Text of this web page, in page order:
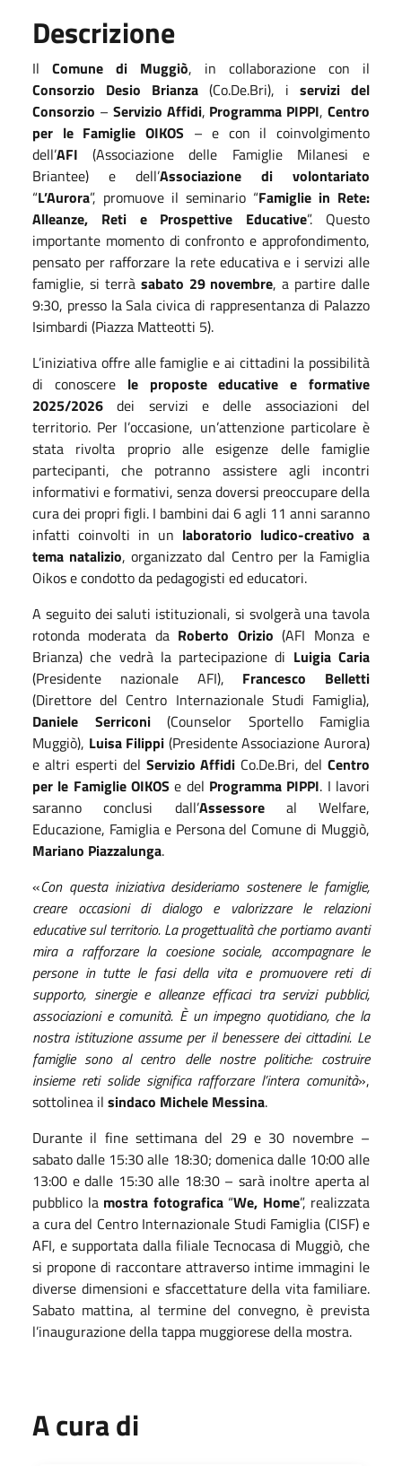
Descrizione
Il Comune di Muggiò, in collaborazione con il
Consorzio Desio Brianza (Co.De.Bri), i servizi del
Consorzio – Servizio Affidi, Programma PIPPI,Centro
per le Famiglie OIKOS – e con il coinvolgimento
dell’AFI (Associazione delle Famiglie Milanesi e
Briantee) e dell’Associazione di volontariato
“L’Aurora”, promuove il seminario “Famiglie in Rete:
Alleanze, Reti e Prospettive Educative”. Questo
importante momento di confronto e approfondimento,
pensato per rafforzare la rete educativa e i servizi alle
famiglie, si terrà sabato 29 novembre, a partire dalle
9:30, presso la Sala civica di rappresentanza di Palazzo
Isimbardi (Piazza Matteotti 5).
L’iniziativa offre alle famiglie e ai cittadini la possibilità
di conoscere le proposte educative e formative
2025/2026 dei servizi e delle associazioni del
territorio. Per l’occasione, un’attenzione particolare è
stata rivolta proprio alle esigenze delle famiglie
partecipanti, che potranno assistere agli incontri
informativi e formativi, senza doversi preoccupare della
cura dei propri figli. I bambini dai 6 agli 11 anni saranno
infatti coinvolti in un laboratorio ludico-creativo a
tema natalizio, organizzato dal Centro per la Famiglia
Oikos e condotto da pedagogisti ed educatori.
A seguito dei saluti istituzionali, si svolgerà una tavola
rotonda moderata da Roberto Orizio (AFI Monza e
Brianza) che vedrà la partecipazione di Luigia Caria
(Presidente nazionale AFI), Francesco Belletti
(Direttore del Centro Internazionale Studi Famiglia),
Daniele Serriconi (Counselor Sportello Famiglia
Muggiò), Luisa Filippi (Presidente Associazione Aurora)
e altri esperti del Servizio Affidi Co.De.Bri, del Centro
per le Famiglie OIKOS e del Programma PIPPI. I lavori
saranno conclusi dall’Assessore al Welfare,
Educazione, Famiglia e Persona del Comune di Muggiò,
Mariano Piazzalunga.
«Con questa iniziativa desideriamo sostenere le famiglie,
creare occasioni di dialogo e valorizzare le relazioni
educative sul territorio. La progettualità che portiamo avanti
mira a rafforzare la coesione sociale, accompagnare le
persone in tutte le fasi della vita e promuovere reti di
supporto, sinergie e alleanze efficaci tra servizi pubblici,
associazioni e comunità. È un impegno quotidiano, che la
nostra istituzione assume per il benessere dei cittadini. Le
famiglie sono al centro delle nostre politiche: costruire
insieme reti solide significa rafforzare l’intera comunità»,
sottolinea il sindaco Michele Messina.
Durante il fine settimana del 29 e 30 novembre –
sabato dalle 15:30 alle 18:30; domenica dalle 10:00 alle
13:00 e dalle 15:30 alle 18:30 – sarà inoltre aperta al
pubblico la mostra fotografica “We, Home”, realizzata
a cura del Centro Internazionale Studi Famiglia (CISF) e
AFI, e supportata dalla filiale Tecnocasa di Muggiò, che
si propone di raccontare attraverso intime immagini le
diverse dimensioni e sfaccettature della vita familiare.
Sabato mattina, al termine del convegno, è prevista
l’inaugurazione della tappa muggiorese della mostra.
A cura di